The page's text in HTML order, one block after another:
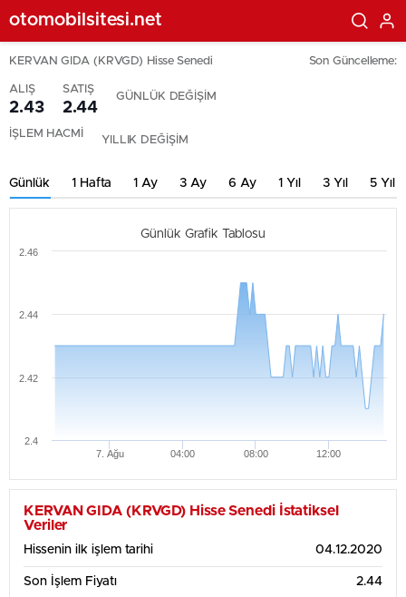
otomobilsitesi.net
KERVAN GIDA (KRVGD) Hisse Senedi Son Güncelleme:
ALIŞ
2.43
SATIŞ
2.44
GÜNLÜK DEĞİŞİM
İŞLEM HACMİ YILLIK DEĞİŞİM
Günlük 1 Hafta 1 Ay 3 Ay 6 Ay 1 Yıl 3 Yıl 5 Yıl
Günlük Grafik Tablosu
7. Ağu 04:00 08:00 12:00
2.4
2.42
2.44
2.46
KERVAN GIDA (KRVGD) Hisse Senedi İstatiksel
Veriler
Hissenin ilk işlem tarihi 04.12.2020
Son İşlem Fiyatı 2.44